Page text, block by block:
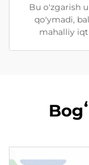
Bu o'zgarish
qo'ymadi,
mahalliy